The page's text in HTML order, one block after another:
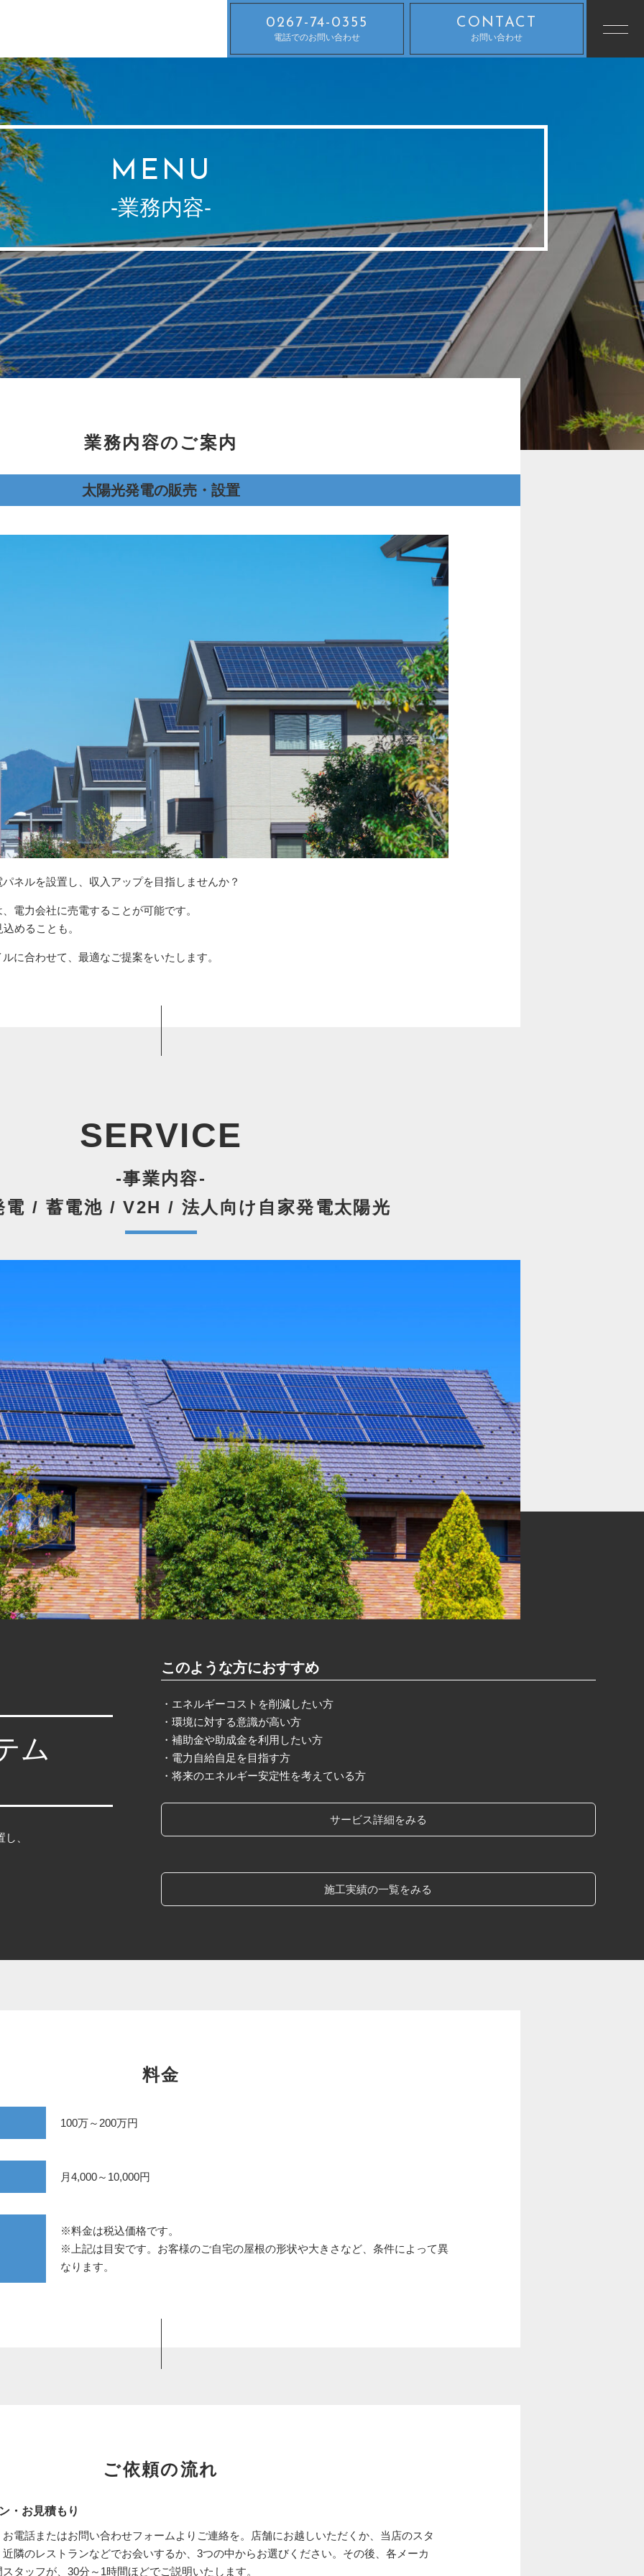
0267-74-0355
電話でのお問い合わせ
CONTACT
お問い合わせ
MENU
-業務内容-
業務内容のご案内
太陽光発電の販売・設置
ネルを設置し、収入アップを目指しませんか？
電力会社に売電することが可能です。
めることも。
に合わせて、最適なご提案をいたします。
SERVICE
-事業内容-
電 / 蓄電池 / V2H / 法人向け自家発電太陽光
ム
、
このような方におすすめ
・エネルギーコストを削減したい方
・環境に対する意識が高い方
・補助金や助成金を利用したい方
・電力自給自足を目指す方
・将来のエネルギー安定性を考えている方
サービス詳細をみる
施工実績の一覧をみる
料金
100万～200万円
月4,000～10,000円
※料金は税込価格です。
※上記は目安です。お客様のご自宅の屋根の形状や大きさなど、条件によって異
なります。
ご依頼の流れ
・お見積もり
電話またはお問い合わせフォームよりご連絡を。店舗にお越しいただくか、当店のスタ
隣のレストランなどでお会いするか、3つの中からお選びください。その後、各メーカ
タッフが、30分～1時間ほどでご説明いたします。